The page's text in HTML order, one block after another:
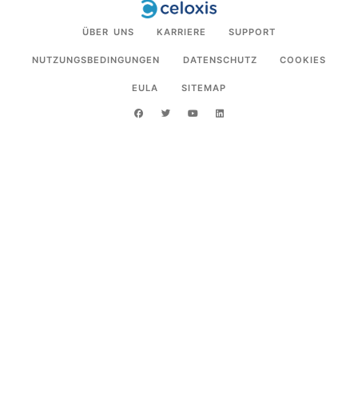
ÜBER UNS KARRIERE SUPPORT
NUTZUNGSBEDINGUNGEN DATENSCHUTZ COOKIES
EULA SITEMAP